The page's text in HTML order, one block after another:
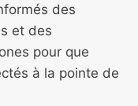
des
et des
pour que
à la pointe de